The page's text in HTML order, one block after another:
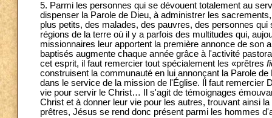
5. Parmi les personnes qui se dévouent totalement au
dispenser la Parole de Dieu, à administrer les
plus petits, des malades, des pauvres, des personnes
régions de la terre où il y a parfois des multitudes qui,
missionnaires leur apportent la première annonce de son
baptisés augmente chaque année grâce à l'activité
cet esprit, il faut remercier tout spécialement les «prêtres
construisent la communauté en lui annonçant la Parole
dans le service de la mission de l'Église. Il faut remercier
vie pour servir le Christ… Il s'agit de témoignages
Christ et à donner leur vie pour les autres, trouvant ainsi
prêtres, Jésus se rend donc présent parmi les hommes